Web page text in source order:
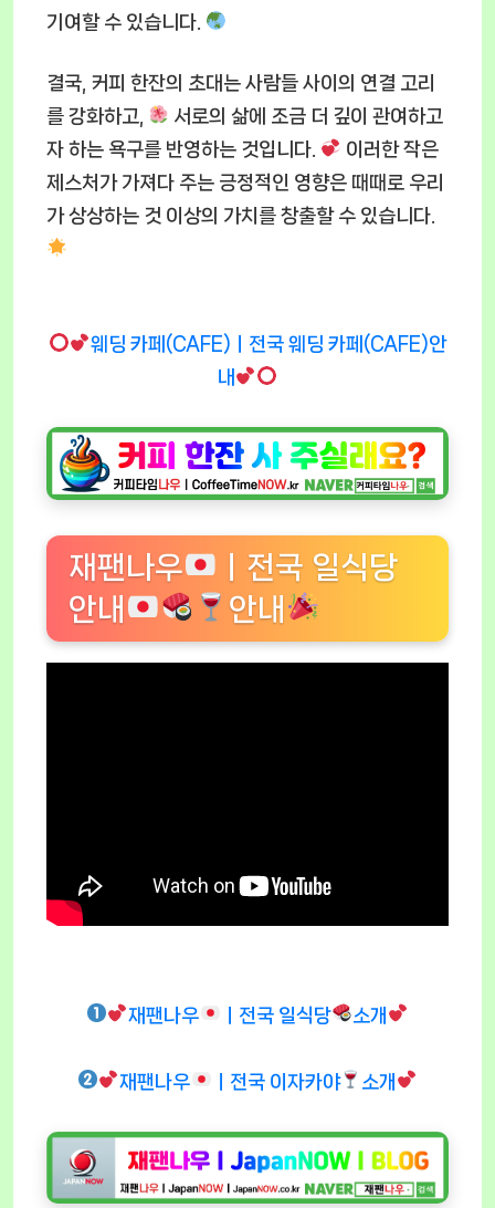
기여할 수 있습니다.
결국, 커피 한잔의 초대는 사람들 사이의 연결 고리
를 강화하고,
서로의 삶에 조금 더 깊이 관여하고
자 하는 욕구를 반영하는 것입니다.
이러한 작은
제스처가 가져다 주는 긍정적인 영향은 때때로 우리
가 상상하는 것 이상의 가치를 창출할 수 있습니다.
웨딩 카페(CAFE)ㅣ전국 웨딩 카페(CAFE)안
내
재팬나우
ㅣ전국 일식당
안내
안내
재팬나우 ㅣ전국 일식당 소개
재팬나우 ㅣ전국 이자카야 소개